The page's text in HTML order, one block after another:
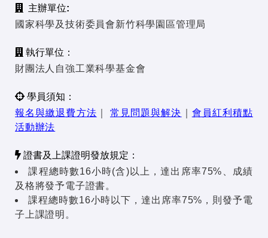
主辦單位:
國家科學及技術委員會新竹科學園區管理局
執行單位：
財團法人自強工業科學基金會
學員須知：
報名與繳退費方法
常見問題與解決
會員紅利積點
活動辦法
證書及上課證明發放規定：
課程總時數16小時(含)以上，達出席率75%、成績
及格將發予電子證書。
課程總時數16小時以下，達出席率75%，則發予電
子上課證明。